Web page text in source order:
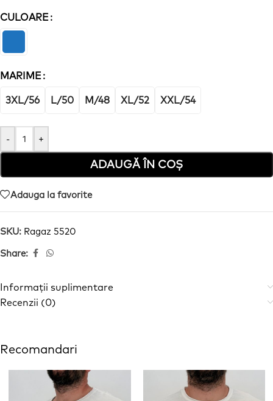
CULOARE
MARIME
3XL/56 L/50 M/48 XL/52 XXL/54
- +
ADAUGĂ ÎN COȘ
Adauga la favorite
SKU: Ragaz 5520
Share:
Informații suplimentare
Recenzii (0)
Recomandari